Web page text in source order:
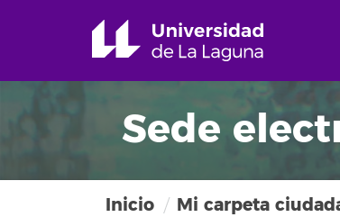
Sede
Inicio Mi carpeta